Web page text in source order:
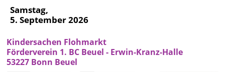
Samstag,
5. September 2026
Kindersachen Flohmarkt
Förderverein 1. BC Beuel - Erwin-Kranz-Halle
53227 Bonn Beuel